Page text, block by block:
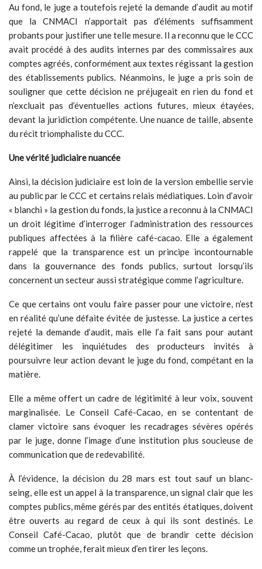
Au fond, le juge a toutefois rejeté la demande d’audit au motif
que la CNMACI n’apportait pas d’éléments suffisamment
probants pour justifier une telle mesure. Il a reconnu que le CCC
avait procédé à des audits internes par des commissaires aux
comptes agréés, conformément aux textes régissant la gestion
des établissements publics. Néanmoins, le juge a pris soin de
souligner que cette décision ne préjugeait en rien du fond et
n’excluait pas d’éventuelles actions futures, mieux étayées,
devant la juridiction compétente. Une nuance de taille, absente
du récit triomphaliste du CCC.
Une vérité judiciaire nuancée
Ainsi, la décision judiciaire est loin de la version embellie servie
au public par le CCC et certains relais médiatiques. Loin d’avoir
« blanchi » la gestion du fonds, la justice a reconnu à la CNMACI
un droit légitime d’interroger l’administration des ressources
publiques affectées à la filière café-cacao. Elle a également
rappelé que la transparence est un principe incontournable
dans la gouvernance des fonds publics, surtout lorsqu’ils
concernent un secteur aussi stratégique comme l’agriculture.
Ce que certains ont voulu faire passer pour une victoire, n’est
en réalité qu’une défaite évitée de justesse. La justice a certes
rejeté la demande d’audit, mais elle l’a fait sans pour autant
délégitimer les inquiétudes des producteurs invités à
poursuivre leur action devant le juge du fond, compétant en la
matière.
Elle a même offert un cadre de légitimité à leur voix, souvent
marginalisée. Le Conseil Café-Cacao, en se contentant de
clamer victoire sans évoquer les recadrages sévères opérés
par le juge, donne l’image d’une institution plus soucieuse de
communication que de redevabilité.
À l’évidence, la décision du 28 mars est tout sauf un blanc-
seing, elle est un appel à la transparence, un signal clair que les
comptes publics, même gérés par des entités étatiques, doivent
être ouverts au regard de ceux à qui ils sont destinés. Le
Conseil Café-Cacao, plutôt que de brandir cette décision
comme un trophée, ferait mieux d’en tirer les leçons.